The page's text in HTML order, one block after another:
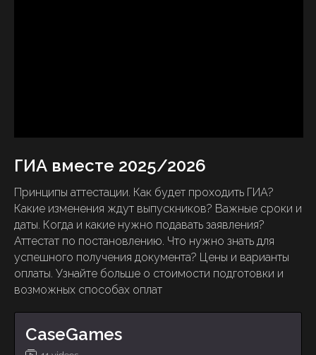
CaseGames
ГИА вместе 2025/2026
Принципы аттестации. Как будет проходить ГИА?
Какие изменения ждут выпускников? Важные сроки и
даты. Когда и какие нужно подавать заявления?
Аттестат по постановлению. Что нужно знать для
успешного получения документа? Цены и варианты
оплаты. Узнайте больше о стоимости подготовки и
возможных способах оплат